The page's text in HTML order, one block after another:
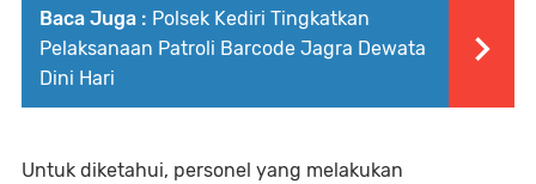
Baca Juga : Polsek Kediri Tingkatkan
Pelaksanaan Patroli Barcode Jagra Dewata
Dini Hari
Untuk diketahui, personel yang melakukan